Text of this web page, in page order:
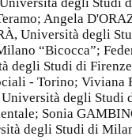
Angela
Università degli
“Bicocca”;
degli Studi di
- Torino;
degli Studi
Sonia
degli Studi di